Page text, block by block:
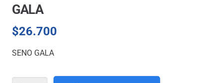
GALA
$26.700
SENO GALA